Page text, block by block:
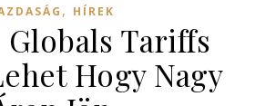
, HÍREK
Tariffs
Hogy Nagy